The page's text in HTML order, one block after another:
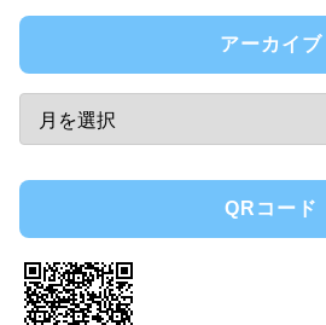
アーカイブ
QRコード